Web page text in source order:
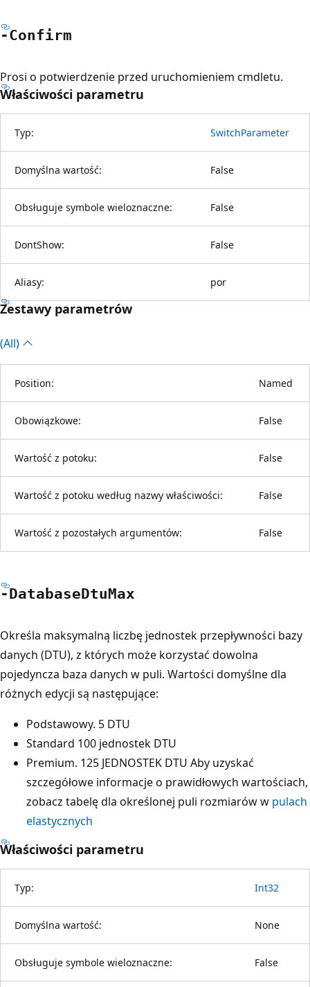
-Confirm
Prosi o potwierdzenie przed uruchomieniem cmdletu.
Właściwości parametru
Typ: SwitchParameter
Domyślna wartość: False
Obsługuje symbole wieloznaczne: False
DontShow: False
Aliasy: por
Zestawy parametrów
(All)
Position: Named
Obowiązkowe: False
Wartość z potoku: False
Wartość z potoku według nazwy właściwości: False
Wartość z pozostałych argumentów: False
-DatabaseDtuMax
Określa maksymalną liczbę jednostek przepływności bazy
danych (DTU), z których może korzystać dowolna
pojedyncza baza danych w puli. Wartości domyślne dla
różnych edycji są następujące:
Podstawowy. 5 DTU
Standard 100 jednostek DTU
Premium. 125 JEDNOSTEK DTU Aby uzyskać
szczegółowe informacje o prawidłowych wartościach,
zobacz tabelę dla określonej puli rozmiarów w pulach
elastycznych
Właściwości parametru
Typ: Int32
Domyślna wartość: None
Obsługuje symbole wieloznaczne: False